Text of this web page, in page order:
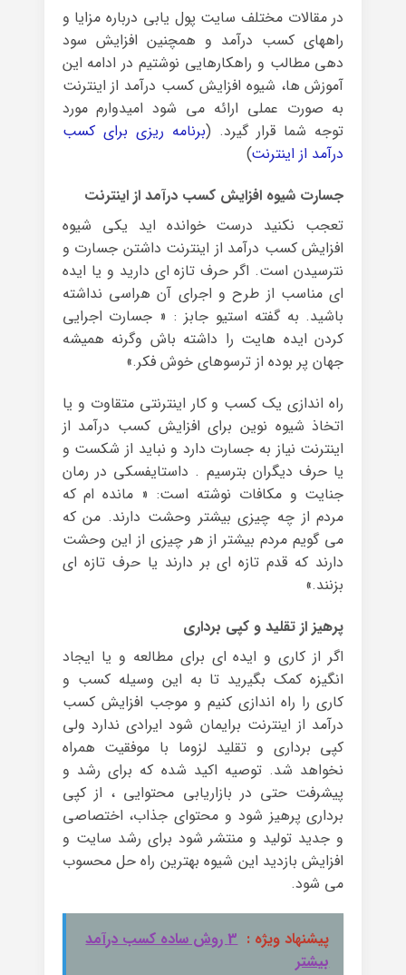
در مقالات مختلف سایت پول یابی درباره مزایا و
راههای کسب درآمد و همچنین افزایش سود
دهی مطالب و راهکارهایی نوشتیم در ادامه این
آموزش ها، شیوه افزایش کسب درآمد از اینترنت
به صورت عملی ارائه می شود امیدوارم مورد
توجه شما قرار گیرد. (برنامه ریزی برای کسب
درآمد از اینترنت)
جسارت شیوه افزایش کسب درآمد از اینترنت
تعجب نکنید درست خوانده اید یکی شیوه
افزایش کسب درآمد از اینترنت داشتن جسارت و
نترسیدن است. اگر حرف تازه ای دارید و یا ایده
ای مناسب از طرح و اجرای آن هراسی نداشته
باشید. به گفته استیو جابز : « جسارت اجرایی
کردن ایده هایت را داشته باش وگرنه همیشه
جهان پر بوده از ترسوهای خوش فکر.»
راه اندازی یک کسب و کار اینترنتی متقاوت و یا
اتخاذ شیوه نوین برای افزایش کسب درآمد از
اینترنت نیاز به جسارت دارد و نباید از شکست و
یا حرف دیگران بترسیم . داستایفسکی در رمان
جنایت و مکافات نوشته است: « مانده ام که
مردم از چه چیزی بیشتر وحشت دارند. من که
می گویم مردم بیشتر از هر چیزی از این وحشت
دارند که قدم تازه ای بر دارند یا حرف تازه ای
بزنند.»
پرهیز از تقلید و کپی برداری
اگر از کاری و ایده ای برای مطالعه و یا ایجاد
انگیزه کمک بگیرید تا به این وسیله کسب و
کاری را راه اندازی کنیم و موجب افزایش کسب
درآمد از اینترنت برایمان شود ایرادی ندارد ولی
کپی برداری و تقلید لزوما با موفقیت همراه
نخواهد شد. توصیه اکید شده که برای رشد و
پیشرفت حتی در بازاریابی محتوایی ، از کپی
برداری پرهیز شود و محتوای جذاب، اختصاصی
و جدید تولید و منتشر شود برای رشد سایت و
افزایش بازدید این شیوه بهترین راه حل محسوب
می شود.
پیشنهاد ویژه :
3 روش ساده کسب درآمد
بیشتر